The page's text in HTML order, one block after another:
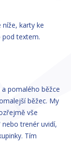
níže, karty ke
pod textem.
pomalého běžce
běžec. My
vše
trenér uvidí,
Tím